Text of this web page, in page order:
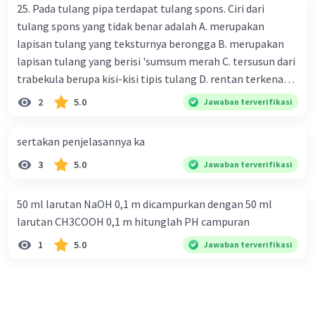
Organisme dalam rantai makanan ini
melibatkan parasit dan inangnya.
Parasit adalah organisme yang hidup pada
atau di dalam organisme inangnya dan
mendapatkan nutrisi dari inang tersebut
tanpa membunuhnya secara langsung.
hidup di dalam tubuh manusia atau hewan
lainnya.
hidup dan mengambil nutrisi. Inang dapat
menjadi bagian dari rantai makanan lain
atau tidak berada di dalam rantai makanan
apapun.
25. Pada tulang pipa terdapat tulang spons. Ciri dari
tulang spons yang tidak benar adalah A. merupakan
lapisan tulang yang teksturnya berongga B. merupakan
lapisan tulang yang berisi 'sumsum merah C. tersusun dari
trabekula berupa kisi-kisi tipis tulang D. rentan terkena
dampak osteoporosis setelah menopause E. mengandung
banyak kalsium fosfat dan kalsium karbonat
2 5.0 Jawaban terverifikasi
sertakan penjelasannya ka
3 5.0 Jawaban terverifikasi
50 ml larutan NaOH 0,1 m dicampurkan dengan 50 ml
larutan CH3COOH 0,1 m hitunglah PH campuran
1 5.0 Jawaban terverifikasi